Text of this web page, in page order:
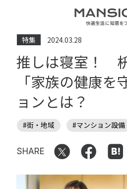
特集 2024.03.28
推しは寝室！
「家族の健康を
ョンとは？
#街・地域 #マンション設備
SHARE